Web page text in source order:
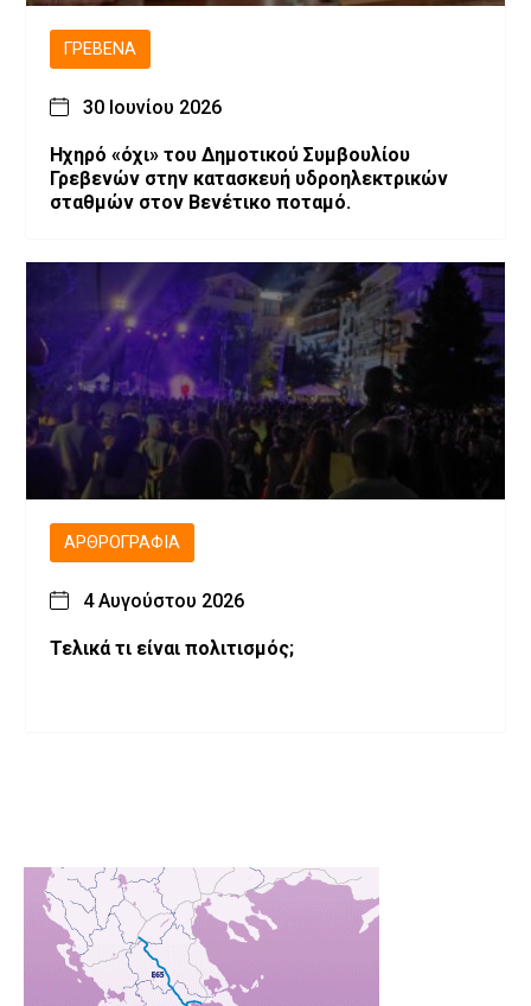
ΓΡΕΒΕΝΆ
30 Ιουνίου 2026
Ηχηρό «όχι» του Δημοτικού Συμβουλίου
Γρεβενών στην κατασκευή υδροηλεκτρικών
σταθμών στον Βενέτικο ποταμό.
ΑΡΘΡΟΓΡΑΦΊΑ
4 Αυγούστου 2026
Τελικά τι είναι πολιτισμός;